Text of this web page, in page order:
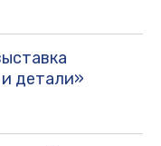
детали»